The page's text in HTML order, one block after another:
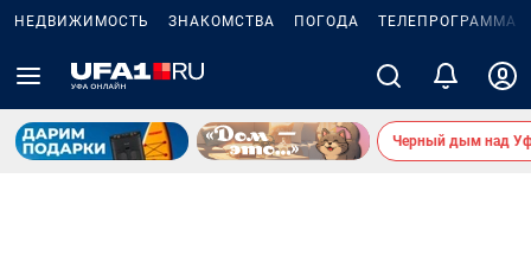
НЕДВИЖИМОСТЬ ЗНАКОМСТВА ПОГОДА ТЕЛЕПРОГРАММА
Черный дым над